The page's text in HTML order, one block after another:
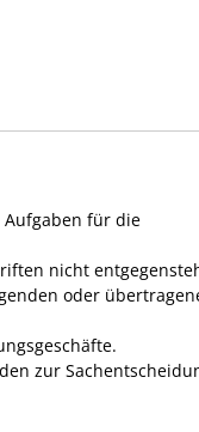
Aufgaben für die
nicht
oder
zur